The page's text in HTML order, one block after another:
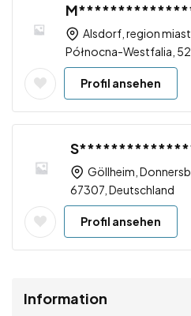
Alsdorf, region
Północna-Westfalia,
Profil ansehen
Göllheim,
67307, Deutschland
Profil ansehen
Information